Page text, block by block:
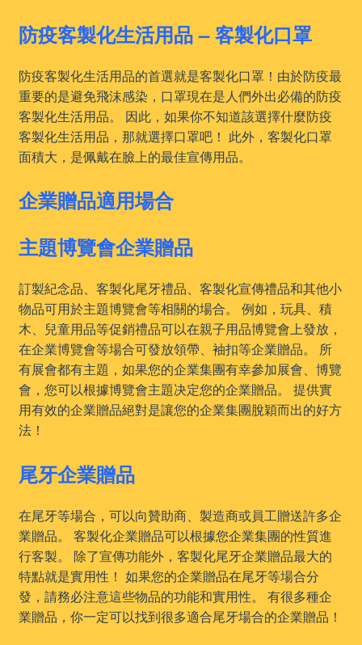
防疫客製化生活用品 – 客製化口罩
防疫客製化生活用品的首選就是客製化口罩！由於防疫最
重要的是避免飛沫感染，口罩現在是人們外出必備的防疫
客製化生活用品。 因此，如果你不知道該選擇什麼防疫
客製化生活用品，那就選擇口罩吧！ 此外，客製化口罩
面積大，是佩戴在臉上的最佳宣傳用品。
企業贈品適用場合
主題博覽會企業贈品
訂製紀念品、客製化尾牙禮品、客製化宣傳禮品和其他小
物品可用於主題博覽會等相關的場合。 例如，玩具、積
木、兒童用品等促銷禮品可以在親子用品博覽會上發放，
在企業博覽會等場合可發放領帶、袖扣等企業贈品。 所
有展會都有主題，如果您的企業集團有幸參加展會、博覽
會，您可以根據博覽會主題决定您的企業贈品。 提供實
用有效的企業贈品絕對是讓您的企業集團脫穎而出的好方
法！
尾牙企業贈品
在尾牙等場合，可以向贊助商、製造商或員工贈送許多企
業贈品。 客製化企業贈品可以根據您企業集團的性質進
行客製。 除了宣傳功能外，客製化尾牙企業贈品最大的
特點就是實用性！ 如果您的企業贈品在尾牙等場合分
發，請務必注意這些物品的功能和實用性。 有很多種企
業贈品，你一定可以找到很多適合尾牙場合的企業贈品！